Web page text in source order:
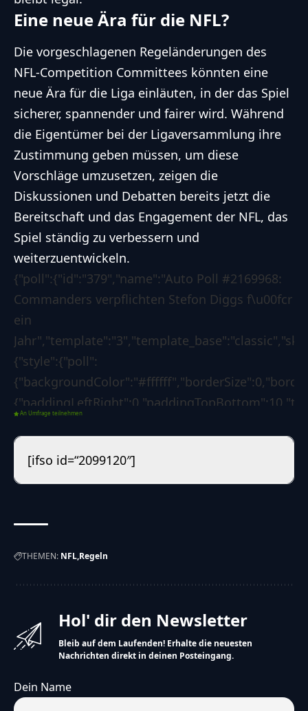
Eine neue Ära für die NFL?
Die vorgeschlagenen Regeländerungen des
NFL-Competition Committees könnten eine
neue Ära für die Liga einläuten, in der das Spiel
sicherer, spannender und fairer wird. Während
die Eigentümer bei der Ligaversammlung ihre
Zustimmung geben müssen, um diese
Vorschläge umzusetzen, zeigen die
Diskussionen und Debatten bereits jetzt die
Bereitschaft und das Engagement der NFL, das
Spiel ständig zu verbessern und
weiterzuentwickeln.
{"poll":{"id":"379","name":"Auto Poll #2169968:
Commanders verpflichten Stefon Diggs f\u00fcr
ein
{"style":{"poll":
[]},"options":{"poll":
08-12
vote"],"customDateResults":"","showResultsTo":
["percentages","votes-
An Umfrage teilnehmen
[ifso id=“2099120″]
THEMEN: NFL Regeln
Hol' dir den Newsletter
Bleib auf dem Laufenden! Erhalte die neuesten
Nachrichten direkt in deinen Posteingang.
Dein Name